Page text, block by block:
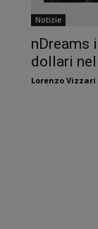
Notizie
nDreams
dollari
Lorenzo Vizzari